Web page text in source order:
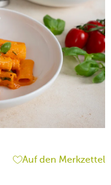
Auf den Merkzettel